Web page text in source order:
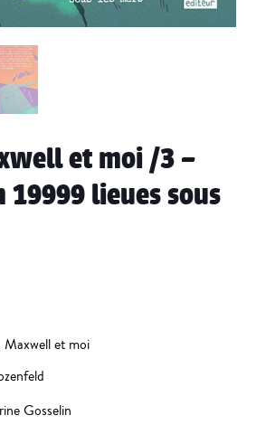
et moi /3 –
19999 lieues sous
Maxwell et moi
Gosselin